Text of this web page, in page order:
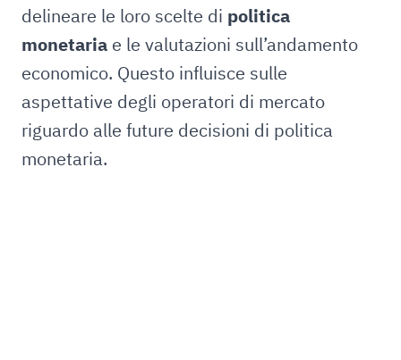
delineare le loro scelte di politica
monetaria e le valutazioni sull’andamento
economico. Questo influisce sulle
aspettative degli operatori di mercato
riguardo alle future decisioni di politica
monetaria.